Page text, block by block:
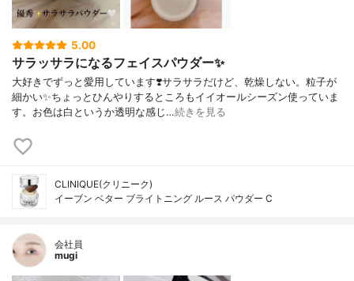
5.00
サラッサラになるフェイスパウダー✨
大好きでずっと愛用しています❣️サラサラだけど、乾燥しない。粒子が
細かい✨ちょっとひんやりするところもイイオールシーズン使っていま
す。お色は白というか透明な感じ…続きを見る
CLINIQUE(クリニーク)
イーブン ベター ブライトニング ルース パウダー C
会社員
mugi